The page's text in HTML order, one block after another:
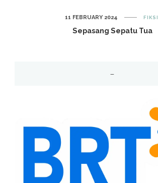
FIKSI
Sepasang Sepatu Tua
11 FEBRUARY 2024
–